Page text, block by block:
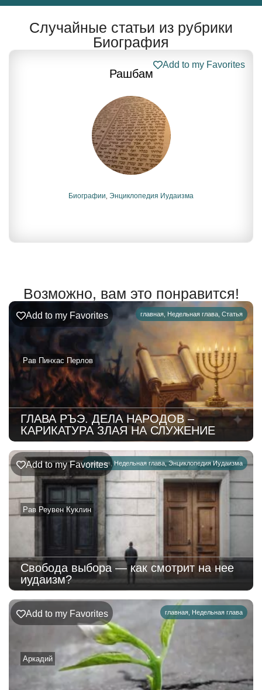
Случайные статьи из рубрики
Биография
Рашбам
Add to my Favorites
Биографии, Энциклопедия Иудаизма
Возможно, вам это понравится!
главная Недельная глава Статья
Рав Пинхас Перлов
Add to my Favorites
ГЛАВА РЪЭ. ДЕЛА НАРОДОВ –
КАРИКАТУРА ЗЛАЯ НА СЛУЖЕНИЕ
главная , Недельная глава,Энциклопедия Иудаизма
Рав Реувен Куклин
Add to my Favorites
Свобода выбора — как смотрит на нее
иудаизм?
главная Недельная глава
Аркадий
Add to my Favorites